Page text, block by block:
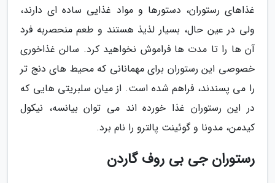
غذاهای رستوران، دستورها و مواد غذایی ساده ای دارند،
ولی در عین حال، بسیار لذیذ هستند و طعم منحصربه فرد
آن ها را تا مدت ها فراموش نخواهید کرد. سالن غذاخوری
خصوصی این رستوران برای مهمانانی که محیط های دنج تر
را می پسندند، فراهم شده است. از میان سلبریتی هایی که
در این رستوران غذا خورده اند می توان بیانسه، نیکول
کیدمن، مدونا و گوئینت پالترو را نام برد.
رستوران جی بی روف گاردن